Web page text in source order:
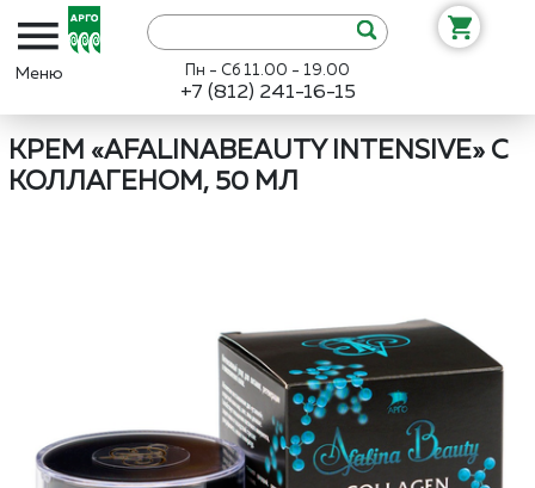
Пн - Сб 11.00 - 19.00
+7 (812) 241-16-15
КРЕМ «AFALINABEAUTY INTENSIVE» С
КОЛЛАГЕНОМ, 50 МЛ